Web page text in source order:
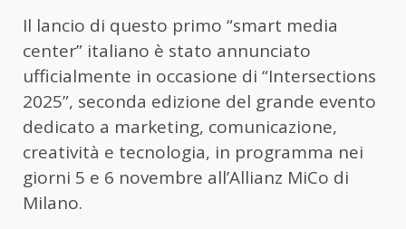
Il lancio di questo primo “smart media
center” italiano è stato annunciato
ufficialmente in occasione di “Intersections
2025”, seconda edizione del grande evento
dedicato a marketing, comunicazione,
creatività e tecnologia, in programma nei
giorni 5 e 6 novembre all’Allianz MiCo di
Milano.